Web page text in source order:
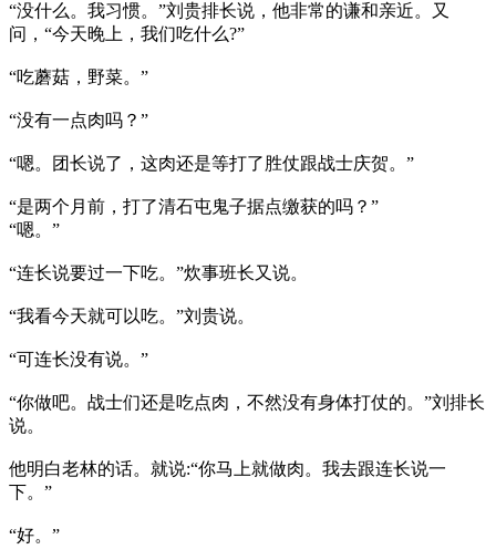
“没什么。我习惯。”刘贵排长说，他非常的谦和亲近。又
问，“今天晚上，我们吃什么?”
“吃蘑菇，野菜。”
“没有一点肉吗？”
“嗯。团长说了，这肉还是等打了胜仗跟战士庆贺。”
“是两个月前，打了清石屯鬼子据点缴获的吗？”
“嗯。”
“连长说要过一下吃。”炊事班长又说。
“我看今天就可以吃。”刘贵说。
“可连长没有说。”
“你做吧。战士们还是吃点肉，不然没有身体打仗的。”刘排长
说。
他明白老林的话。就说:“你马上就做肉。我去跟连长说一
下。”
“好。”